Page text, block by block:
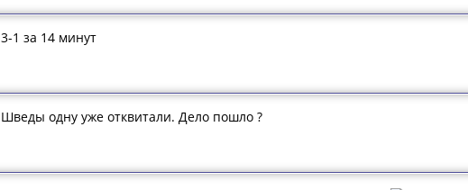
3-1 за 14 минут
Шведы одну уже отквитали. Дело пошло ?